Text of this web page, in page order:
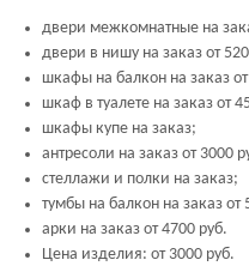
двери межкомнатные на
двери в нишу на заказ от
шкафы на балкон на заказ
шкаф в туалете на заказ от
шкафы купе на заказ;
антресоли на заказ от 3000
стеллажи и полки на заказ;
тумбы на балкон на заказ от
арки на заказ от 4700 руб.
Цена изделия: от 3000 руб.